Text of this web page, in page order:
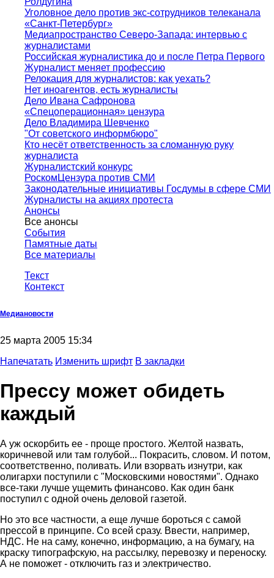
Уголовное дело против экс-сотрудников телеканала
«Санкт-Петербург»
Медиапространство Северо-Запада: интервью с
журналистами
Российская журналистика до и после Петра Первого
Журналист меняет профессию
Релокация для журналистов: как уехать?
Нет иноагентов, есть журналисты
Дело Ивана Сафронова
«Спецоперационная» цензура
Дело Владимира Шевченко
"От советского информбюро"
Кто несёт ответственность за сломанную руку
журналиста
Журналистский конкурс
РоскомЦензура против СМИ
Законодательные инициативы Госдумы в сфере СМИ
Журналисты на акциях протеста
Анонсы
Все анонсы
События
Памятные даты
Все материалы
Текст
Контекст
Медиановости
25 марта 2005 15:34
Напечатать Изменить шрифт В закладки
Прессу может обидеть
каждый
А уж оскорбить ее - проще простого. Желтой назвать,
коричневой или там голубой... Покрасить, словом. И потом,
соответственно, поливать. Или взорвать изнутри, как
олигархи поступили с "Московскими новостями". Однако
все-таки лучше ущемить финансово. Как один банк
поступил с одной очень деловой газетой.
Но это все частности, а еще лучше бороться с самой
прессой в принципе. Со всей сразу. Ввести, например,
НДС. Не на саму, конечно, информацию, а на бумагу, на
краску типографскую, на рассылку, перевозку и переноску.
А не поможет - отключить газ и электричество.